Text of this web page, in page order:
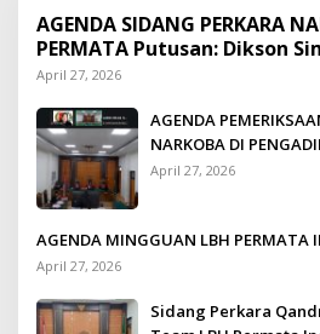
AGENDA SIDANG PERKARA
PERMATA Putusan: Dikson
Tahun Penjara
April 27, 2026
AGENDA
NARKOBA DI
April 27, 2026
AGENDA MINGGUAN LBH PERMATA
April 27, 2026
Sidang Perkara